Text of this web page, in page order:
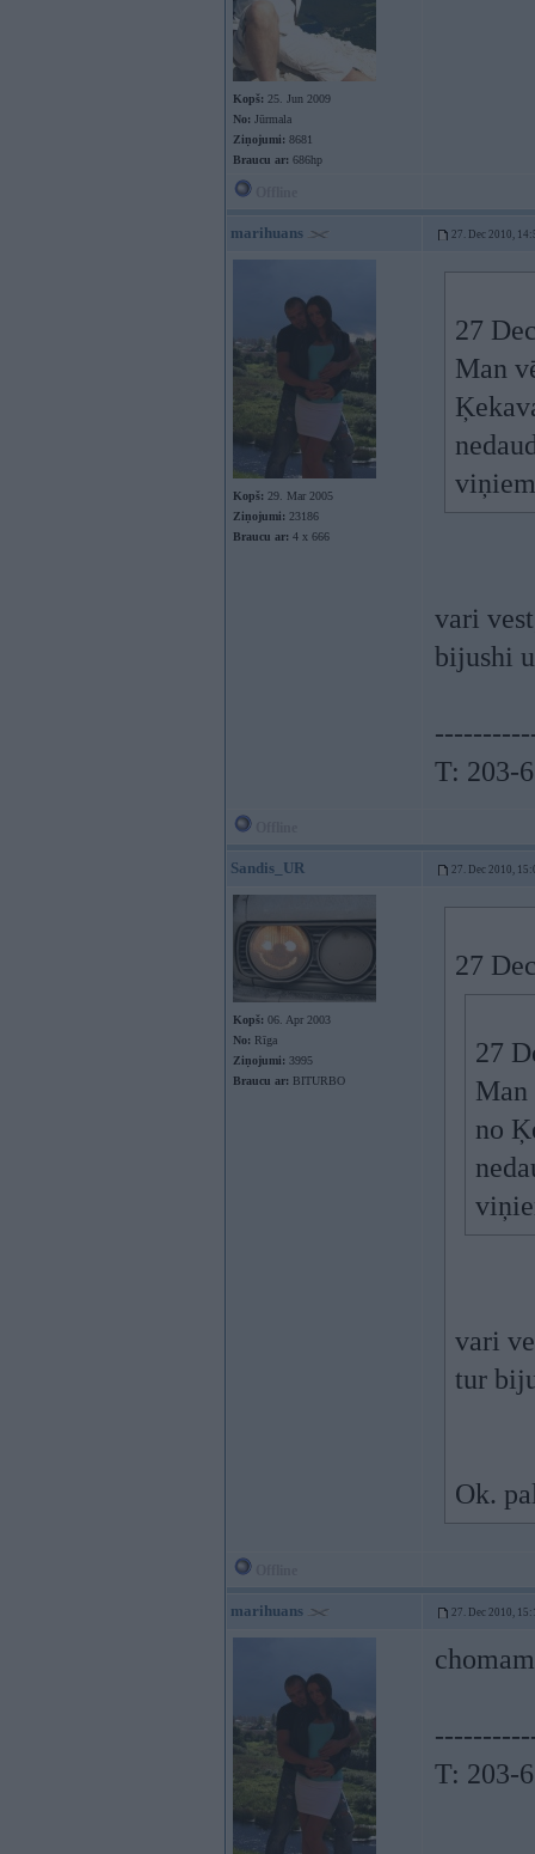
Kopš: 25. Jun 2009
No: Jūrmala
Ziņojumi: 8681
Braucu ar: 686hp
marihuans 27. Dec 2010,
Kopš: 29. Mar 2005
Ziņojumi: 23186
Braucu ar: 4 x 666
27
Man
vari
bijushi
T: 203-
Sandis_UR 27. Dec 2010,
Kopš: 06. Apr 2003
No: Rīga
Ziņojumi: 3995
Braucu ar: BITURBO
27
27
no
vari
tur
Ok.
marihuans 27. Dec 2010,
T: 203-